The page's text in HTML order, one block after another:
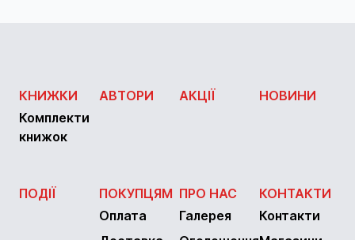
КНИЖКИ
Комплекти
книжок
АВТОРИ АКЦІЇ НОВИНИ
ПОДІЇ
ПОКУПЦЯМ
Оплата
ПРО НАС
Галерея
КОНТАКТИ
Контакти